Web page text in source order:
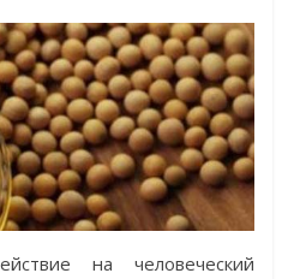
на человеческий